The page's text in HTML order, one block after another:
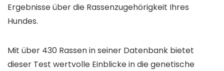
Ergebnisse über die Rassenzugehörigkeit Ihres
Hundes.
Mit über 430 Rassen in seiner Datenbank bietet
dieser Test wertvolle Einblicke in die genetische